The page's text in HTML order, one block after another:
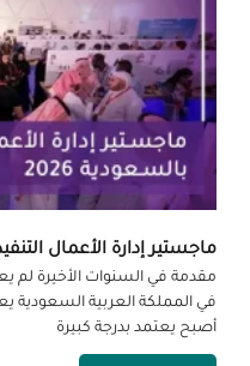
ماجستير إدارة الأعمال
مقدمة في السنوات الأخيرة لم
في المملكة العربية السعودية
أصبح يعتمد بدرجة كبيرة